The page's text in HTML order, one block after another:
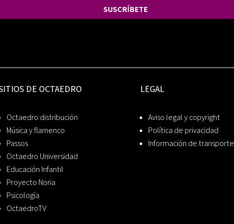
SUSCRÍBETE
DE OCTAEDRO
Octaedro distribución
Música y flamenco
Passos
Octaedro Universidad
Educación Infantil
Proyecto Noria
Psicología
OctaedroTV
LEGAL
Aviso legal y copyright
Política de privacidad
Información de transporte